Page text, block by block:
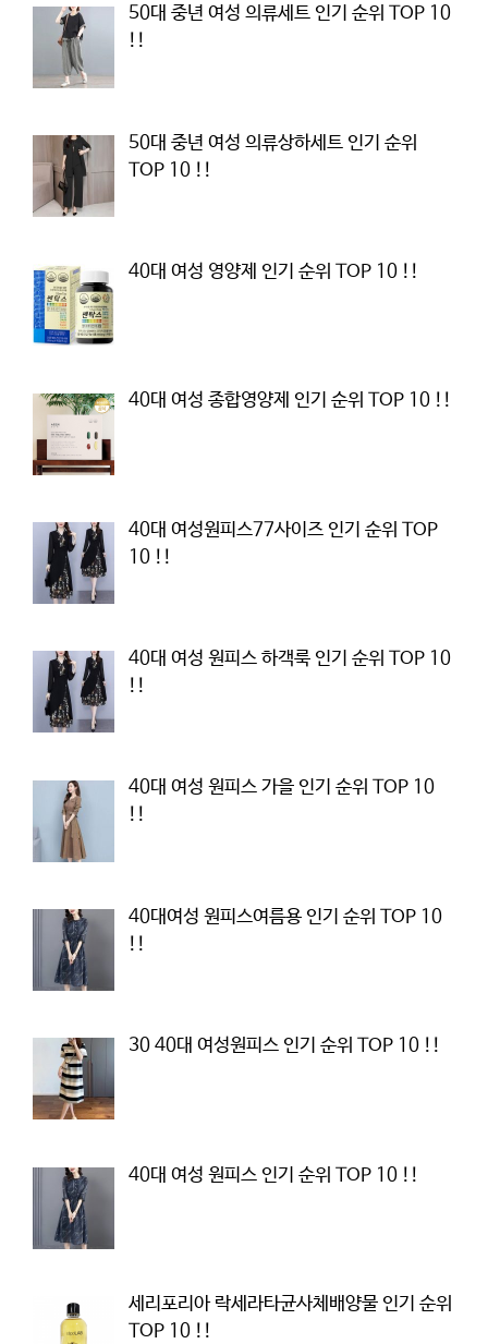
50대 중년 여성 의류세트 인기 순위 TOP 10
!!
50대 중년 여성 의류상하세트 인기 순위
TOP 10 !!
40대 여성 영양제 인기 순위 TOP 10 !!
40대 여성 종합영양제 인기 순위 TOP 10 !!
40대 여성원피스77사이즈 인기 순위 TOP
10 !!
40대 여성 원피스 하객룩 인기 순위 TOP 10
!!
40대 여성 원피스 가을 인기 순위 TOP 10
!!
40대여성 원피스여름용 인기 순위 TOP 10
!!
30 40대 여성원피스 인기 순위 TOP 10 !!
40대 여성 원피스 인기 순위 TOP 10 !!
세리포리아 락세라타균사체배양물 인기 순위
TOP 10 !!